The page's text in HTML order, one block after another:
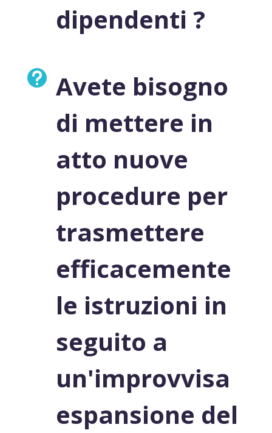
dipendenti ?
 Avete bisogno
di mettere in
atto nuove
procedure per
trasmettere
efficacemente
le istruzioni in
seguito a
un'improvvisa
espansione del